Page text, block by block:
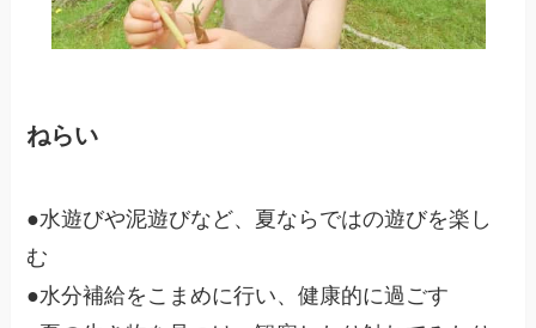
ねらい
●水遊びや泥遊びなど、夏ならではの遊びを楽し
む
●水分補給をこまめに行い、健康的に過ごす